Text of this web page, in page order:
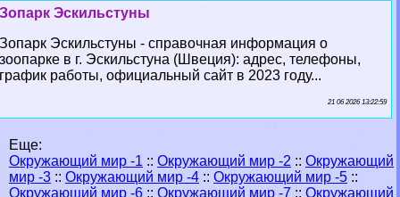
Зопарк Эскильстуны
Зопарк Эскильстуны - справочная информация о
зоопарке в г. Эскильстуна (Швеция): адрес, телефоны,
график работы, официальный сайт в 2023 году...
21 06 2026 13:22:59
Еще:
Окружающий мир -1 :: Окружающий мир -2 :: Окружающий
мир -3 :: Окружающий мир -4 :: Окружающий мир -5 ::
Окружающий мир -6 :: Окружающий мир -7 :: Окружающий